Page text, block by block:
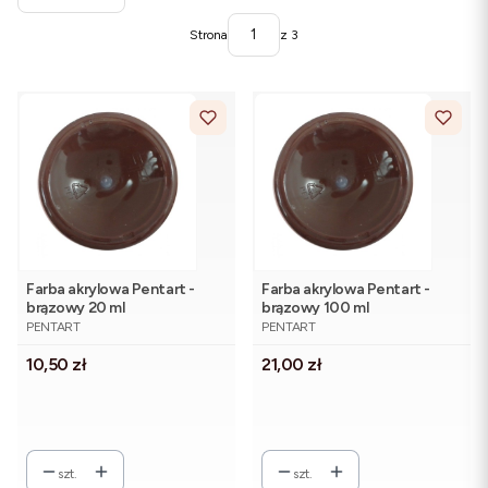
Strona z 3
Farba akrylowa Pentart -
brązowy 20 ml
PRODUCENT
PENTART
Cena
10,50 zł
szt.
Farba akrylowa Pentart -
brązowy 100 ml
PRODUCENT
PENTART
Cena
21,00 zł
szt.